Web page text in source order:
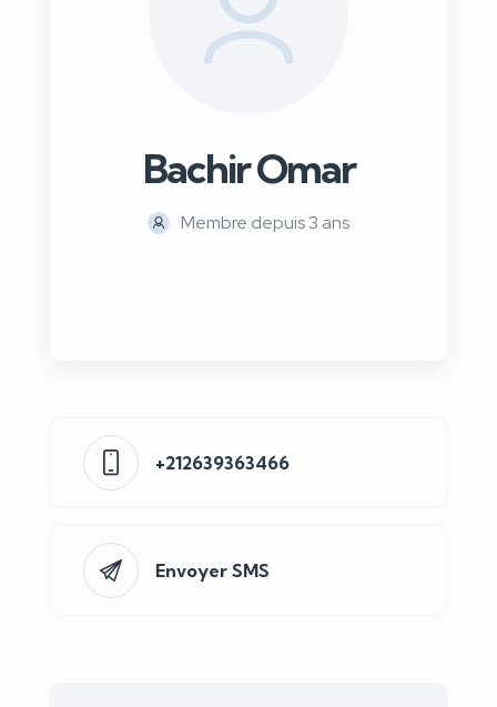
Bachir Omar
Membre depuis 3 ans
+212639363466
Envoyer SMS